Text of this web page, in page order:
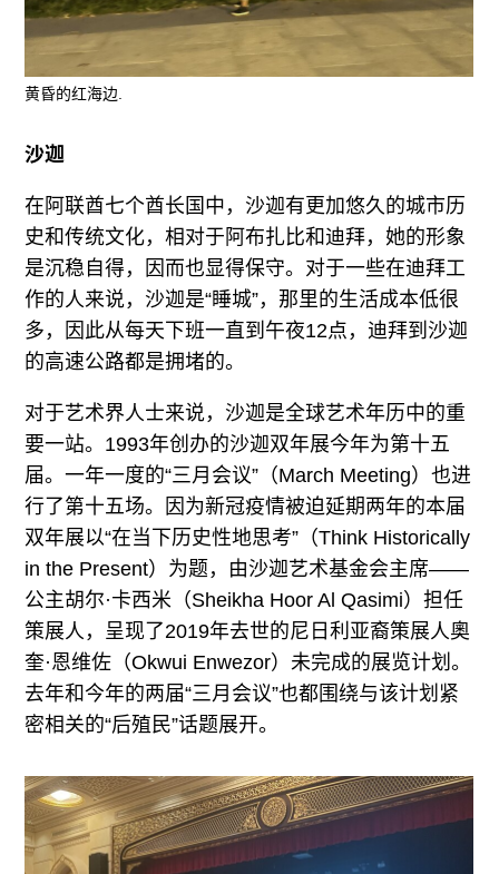
黄昏的红海边.
沙迦
在阿联酋七个酋长国中，沙迦有更加悠久的城市历
史和传统文化，相对于阿布扎比和迪拜，她的形象
是沉稳自得，因而也显得保守。对于一些在迪拜工
作的人来说，沙迦是“睡城”，那里的生活成本低很
多，因此从每天下班一直到午夜12点，迪拜到沙迦
的高速公路都是拥堵的。
对于艺术界人士来说，沙迦是全球艺术年历中的重
要一站。1993年创办的沙迦双年展今年为第十五
届。一年一度的“三月会议”（March Meeting）也进
行了第十五场。因为新冠疫情被迫延期两年的本届
双年展以“在当下历史性地思考”（Think Historically
in the Present）为题，由沙迦艺术基金会主席——
公主胡尔·卡西米（Sheikha Hoor Al Qasimi）担任
策展人，呈现了2019年去世的尼日利亚裔策展人奧
奎·恩维佐（Okwui Enwezor）未完成的展览计划。
去年和今年的两届“三月会议”也都围绕与该计划紧
密相关的“后殖民”话题展开。